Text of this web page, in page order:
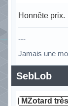
Honnête prix.
---
Jamais une
Hors ligne
SebLob
MZotard